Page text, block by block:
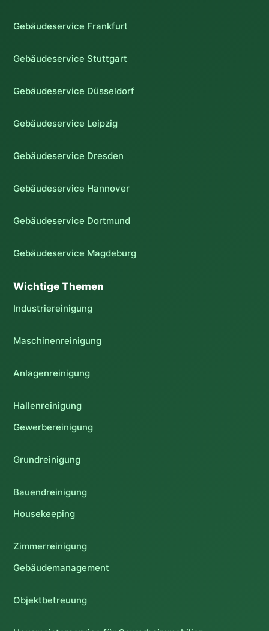
Gebäudeservice Frankfurt
Gebäudeservice Stuttgart
Gebäudeservice Düsseldorf
Gebäudeservice Leipzig
Gebäudeservice Dresden
Gebäudeservice Hannover
Gebäudeservice Dortmund
Gebäudeservice Magdeburg
Wichtige Themen
Industriereinigung
Maschinenreinigung
Anlagenreinigung
Hallenreinigung
Gewerbereinigung
Grundreinigung
Bauendreinigung
Housekeeping
Zimmerreinigung
Gebäudemanagement
Objektbetreuung